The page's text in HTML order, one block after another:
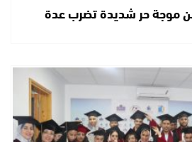
من موجة حر شديدة تضرب عدة